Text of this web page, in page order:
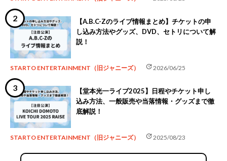
【A.B.C-Zのライブ情報まとめ】チケットの申
し込み方法やグッズ、DVD、セトリについて解
説！
STARTO ENTERTAINMENT（旧ジャニーズ） update2026/06/25
【堂本光一ライブ2025】日程やチケット申し
込み方法、一般販売や当落情報・グッズまで徹
底解説！
STARTO ENTERTAINMENT（旧ジャニーズ） update2025/08/23